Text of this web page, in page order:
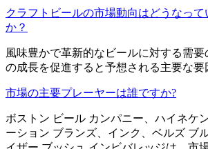
クラフトビールの市場動向はどうなって
か？
風味豊かで革新的なビールに対する需
の成長を促進すると予想される主要な要
市場の主要プレーヤーは誰ですか?
ボストン ビール カンパニー、ハイネケ
ーション ブランズ、インク、ベルズ ブ